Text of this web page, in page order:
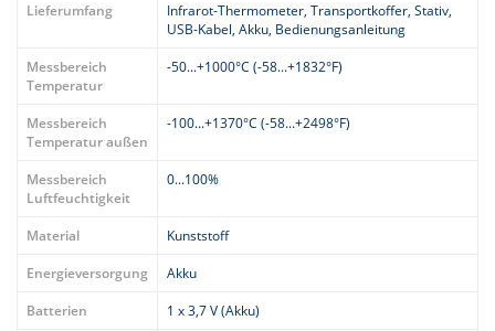
Lieferumfang
Infrarot-Thermometer, Transportkoffer, Stativ,
USB-Kabel, Akku, Bedienungsanleitung
Messbereich
Temperatur
-50...+1000°C (-58...+1832°F)
Messbereich
Temperatur außen
-100...+1370°C (-58...+2498°F)
Messbereich
Luftfeuchtigkeit
0...100%
Material
Kunststoff
Energieversorgung
Akku
Batterien
1 x 3,7 V (Akku)